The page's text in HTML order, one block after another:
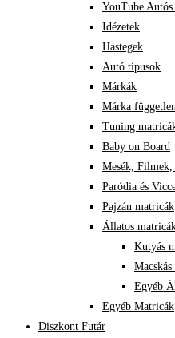
YouTube
Idézetek
Hastegek
Autó tipusok
Márkák
Márka
Tuning
Baby on Board
Mesék,
Paródia és
Pajzán matricák
Állatos
Kutyás
Egyéb
Egyéb Matricák
Diszkont Futár